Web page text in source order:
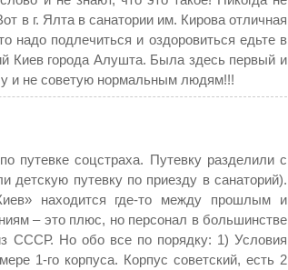
в г. Ялта в санатории им. Кирова отличная
надо подлечиться и оздоровиться едьте в
Киев города Алушта. Была здесь первый и
и не советую нормальным людям!!!
путевке соцстраха. Путевку разделили с
детскую путевку по приезду в санаторий).
находится где-то между прошлым и
– это плюс, но персонал в большинстве
СССР. Но обо все по порядку: 1) Условия
1-го корпуса. Корпус советский, есть 2